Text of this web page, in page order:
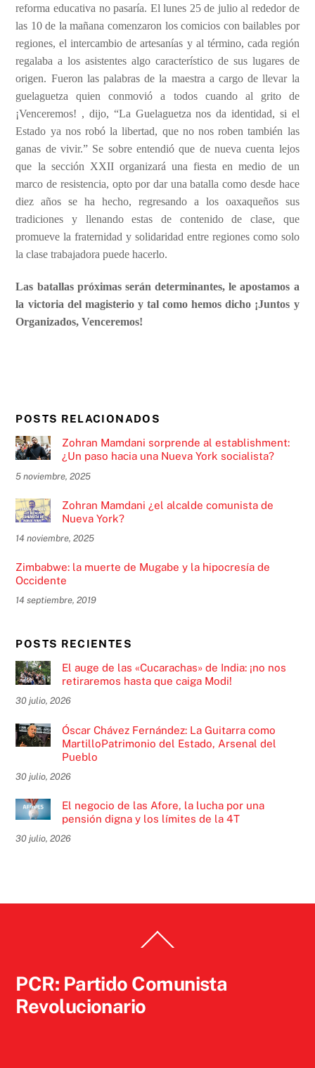
reforma educativa no pasaría. El lunes 25 de julio al rededor de
las 10 de la mañana comenzaron los comicios con bailables por
regiones, el intercambio de artesanías y al término, cada región
regalaba a los asistentes algo característico de sus lugares de
origen. Fueron las palabras de la maestra a cargo de llevar la
guelaguetza quien conmovió a todos cuando al grito de
¡Venceremos! ,dijo, “La Guelaguetza nos da identidad, si el
Estado ya nos robó la libertad, que no nos roben también las
ganas de vivir.” Se sobre entendió que de nueva cuenta lejos
que la sección XXII organizará una fiesta en medio de un
marco de resistencia, opto por dar una batalla como desde hace
diez años se ha hecho, regresando a los oaxaqueños sus
tradiciones y llenando estas de contenido de clase, que
promueve la fraternidad y solidaridad entre regiones como solo
la clase trabajadora puede hacerlo.
Las batallas próximas serán determinantes, le apostamos a
la victoria del magisterio y tal como hemos dicho ¡Juntos y
Organizados, Venceremos!
POSTS RELACIONADOS
Zohran Mamdani sorprende al establishment:
¿Un paso hacia una Nueva York socialista?
5 noviembre, 2025
Zohran Mamdani ¿el alcalde comunista de
Nueva York?
14 noviembre, 2025
Zimbabwe: la muerte de Mugabe y la hipocresía de
Occidente
14 septiembre, 2019
POSTS RECIENTES
El auge de las «Cucarachas» de India: ¡no nos
retiraremos hasta que caiga Modi!
30 julio, 2026
Óscar Chávez Fernández: La Guitarra como
MartilloPatrimonio del Estado, Arsenal del
Pueblo
30 julio, 2026
El negocio de las Afore, la lucha por una
pensión digna y los límites de la 4T
30 julio, 2026
To
PCR: Partido Comunista
Revolucionario